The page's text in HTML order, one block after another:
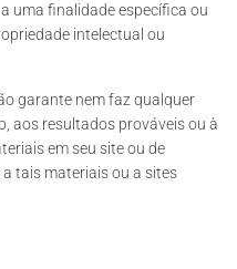
uma finalidade específica ou
intelectual ou
garante nem faz qualquer
aos resultados prováveis ou à
em seu site ou de
tais materiais ou a sites